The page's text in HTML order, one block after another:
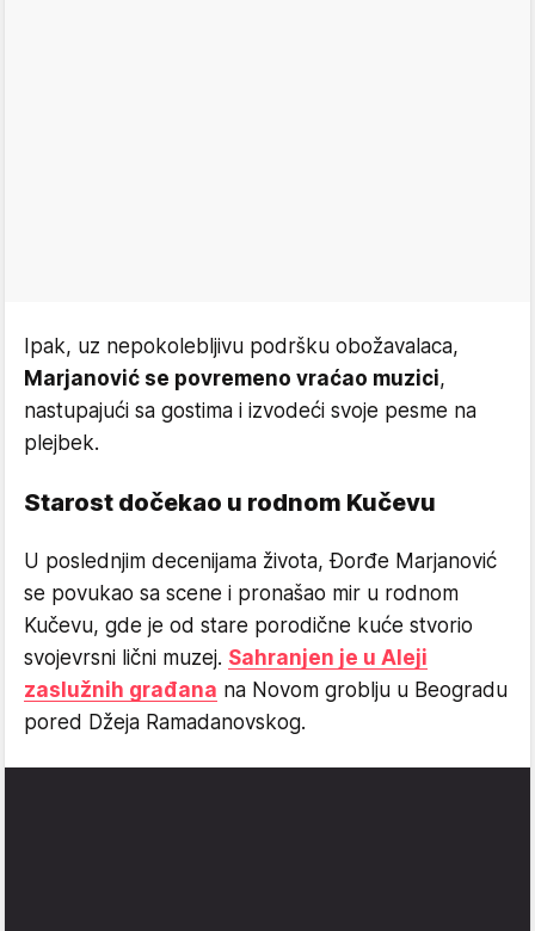
Ipak, uz nepokolebljivu podršku obožavalaca,
Marjanović se povremeno vraćao muzici,
nastupajući sa gostima i izvodeći svoje pesme na
plejbek.
Starost dočekao u rodnom Kučevu
U poslednjim decenijama života, Đorđe Marjanović
se povukao sa scene i pronašao mir u rodnom
Kučevu, gde je od stare porodične kuće stvorio
svojevrsni lični muzej. Sahranjen je u Aleji
zaslužnih građana na Novom groblju u Beogradu
pored Džeja Ramadanovskog.